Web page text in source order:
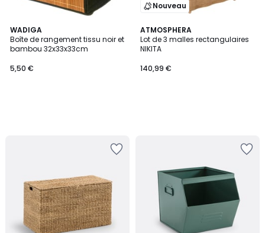
WADIGA
Boîte de rangement tissu noir et
bambou 32x33x33cm
5,50 €
Nouveau
ATMOSPHERA
Lot de 3 malles rectangulaires
NIKITA
140,99 €